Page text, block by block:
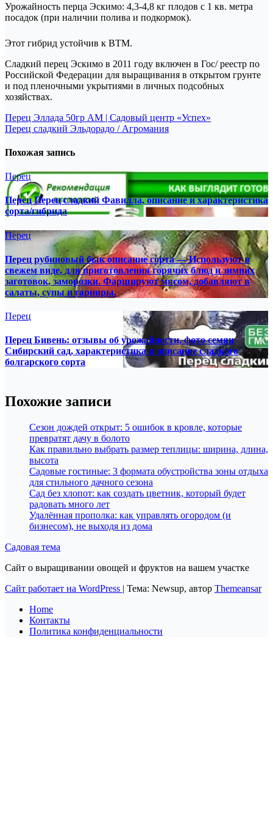
Урожайность перца Эскимо: 4,3-4,8 кг плодов с 1 кв. метра
посадок (при наличии полива и подкормок).
Этот гибрид устойчив к ВТМ.
Сладкий перец Эскимо в 2011 году включен в Гос/ реестр по
Российской Федерации для выращивания в открытом грунте
и под пленочными укрытиями в личных подсобных
хозяйствах.
Навигация
по
записям
Перец Эллада 50гр АМ | Садовый центр «Успех»
Перец сладкий Эльдорадо / Агромания
Похожая запись
Перец
Перец Перец сладкий Фавилла, описание и характеристика
сорта/гибрида
Перец
Перец рубиновый бык описание сорта — Используют в
свежем виде, для приготовления горячих блюд и зимних
заготовок, заморозки. Фаршируют мясом, добавляют в
салаты, супы и гарниры.
Перец
Перец Бивень: отзывы об урожайности, фото семян
Сибирский сад, характеристика и описание сладкого
болгарского сорта
Похожие записи
Сезон дождей открыт: 5 ошибок в кровле, которые
превратят дачу в болото
Как правильно выбрать размер теплицы: ширина, длина,
высота
Садовые гостиные: 3 формата обустройства зоны отдыха
для стильного дачного сезона
Сад без хлопот: как создать цветник, который будет
радовать много лет
Удалённая прополка: как управлять огородом (и
бизнесом), не выходя из дома
Садовая тема
Сайт о выращивании овощей и фруктов на вашем участке
Сайт работает на WordPress | Тема: Newsup, автор Themeansar
Home
Контакты
Политика конфиденциальности